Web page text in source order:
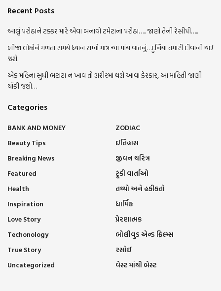
Recent Posts
આલું પરોઠાને ટક્કર મારે એવા બનાવો ટમેટાના પરોઠા….. જાણો તેની રેસીપી…..
બીજા લોકોને મળતા સમયે ધ્યાન રાખો માત્ર આ પાંચ વાતનું…દુનિયા તમારી દીવાની થઇ
જશે.
એક મહિના સુધી બટાટા ન ખાવ તો શરીરમાં થશે આવા ફેરફાર, આ માહિતી જાણી
ચોંકી જશો…
Categories
BANK AND MONEY
Beauty Tips
Breaking News
Featured
Health
Inspiration
Love Story
Techonology
True Story
Uncategorized
ZODIAC
ઇતિહાસ
જીવન ચરિત્ર
ટૂંકી વાર્તાઓ
તથ્યો અને હકીકતો
ધાર્મિક
પ્રેરણાત્મક
બોલીવુડ એન્ડ ફિલ્મ્સ
રસોઈ
વેસ્ટ માંથી બેસ્ટ